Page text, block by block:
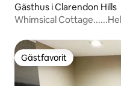
Gästhus i Clarendon Hills
Whimsical
Gästfavorit
Gästfavorit